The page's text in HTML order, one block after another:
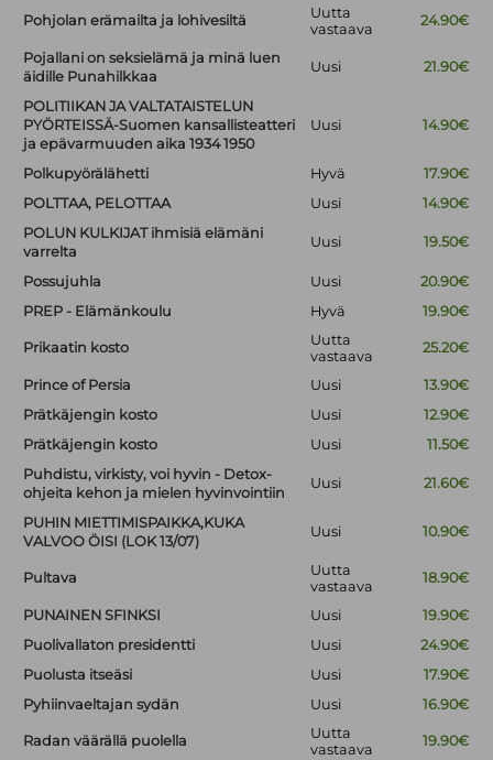
Pohjolan erämailta ja lohivesiltä
Uutta
vastaava
24.90€
Pojallani on seksielämä ja minä luen
äidille Punahilkkaa
Uusi 21.90€
POLITIIKAN JA VALTATAISTELUN
PYÖRTEISSÄ-Suomen kansallisteatteri
ja epävarmuuden aika 1934 1950
Uusi 14.90€
Polkupyörälähetti Hyvä
17.90€
POLTTAA, PELOTTAA
Uusi
14.90€
POLUN KULKIJAT ihmisiä elämäni
varrelta
Uusi 19.50€
Possujuhla Uusi
20.90€
PREP - Elämänkoulu
Hyvä 19.90€
Prikaatin kosto
Uutta
vastaava
25.20€
Prince of Persia Uusi
13.90€
Prätkäjengin kosto
Uusi
12.90€
Prätkäjengin kosto
Uusi
11.50€
Puhdistu, virkisty, voi hyvin - Detox-
ohjeita kehon ja mielen hyvinvointiin
Uusi 21.60€
PUHIN MIETTIMISPAIKKA,KUKA
VALVOO ÖISI (LOK 13/07)
Uusi 10.90€
Pultava
Uutta
vastaava
18.90€
PUNAINEN SFINKSI Uusi
19.90€
Puolivallaton presidentti
Uusi
24.90€
Puolusta itseäsi
Uusi
17.90€
Pyhiinvaeltajan sydän
Uusi 16.90€
Radan väärällä puolella
Uutta
vastaava
19.90€